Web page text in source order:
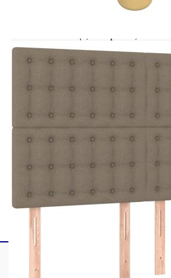
Материал на пълнежа:
Ш x В)
(матракът не е включен)
Доставката съдържа:
1 х Рамка за легло с табла